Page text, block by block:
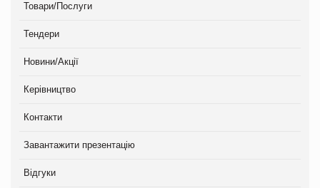
Товари/Послуги
Тендери
Новини/Акції
Керівництво
Контакти
Завантажити презентацію
Відгуки